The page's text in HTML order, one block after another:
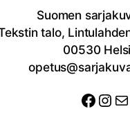
Suomen
talo,
00530